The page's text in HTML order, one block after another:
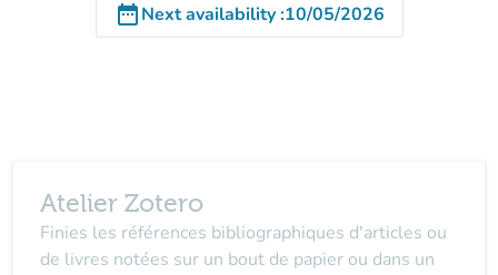
date_rangeNext availability:10/05/2026
Atelier Zotero
Finies les références bibliographiques d'articles ou
de livres notées sur un bout de papier ou dans un